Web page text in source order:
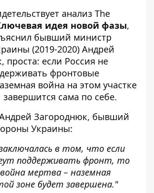
анализ The
идея новой фазы,
бывший министр
(2019-2020) Андрей
проста: если Россия не
фронтовые
война на этом участке
сама по себе.
Загороднюк, бывший
Украины:
в том, что если
поддерживать фронт, то
мертва – наземная
зоне будет завершена."